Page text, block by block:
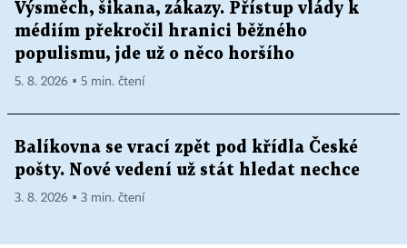
Výsměch, šikana, zákazy. Přístup vlády k
médiím překročil hranici běžného
populismu, jde už o něco horšího
5. 8. 2026 ▪ 5 min. čtení
Balíkovna se vrací zpět pod křídla České
pošty. Nové vedení už stát hledat nechce
3. 8. 2026 ▪ 3 min. čtení